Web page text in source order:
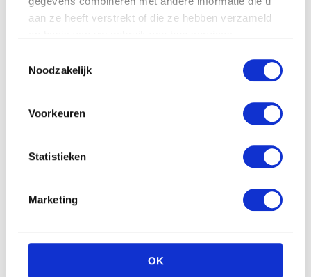
aan ze heeft verstrekt of die ze hebben verzameld
Noodzakelijk
Voorkeuren
Statistieken
Marketing
OK
Blauw
Knuffeldoek –
€